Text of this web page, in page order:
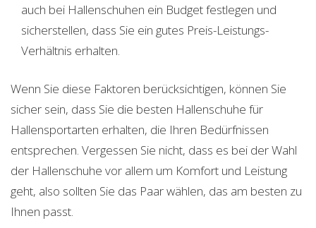
auch bei Hallenschuhen ein Budget festlegen und
sicherstellen, dass Sie ein gutes Preis-Leistungs-
Verhältnis erhalten.
Wenn Sie diese Faktoren berücksichtigen, können Sie
sicher sein, dass Sie die besten Hallenschuhe für
Hallensportarten erhalten, die Ihren Bedürfnissen
entsprechen. Vergessen Sie nicht, dass es bei der Wahl
der Hallenschuhe vor allem um Komfort und Leistung
geht, also sollten Sie das Paar wählen, das am besten zu
Ihnen passt.